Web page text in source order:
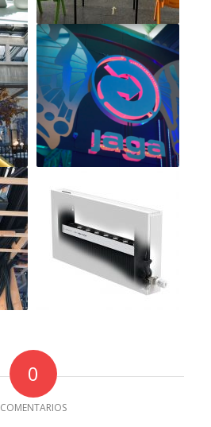
0
COMENTARIOS